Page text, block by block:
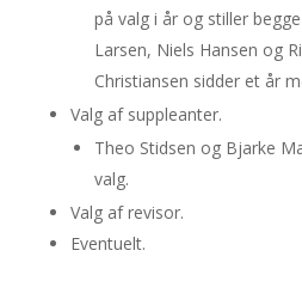
på valg i år og stiller
Larsen, Niels Hansen og
Christiansen sidder et år
Valg af suppleanter.
Theo Stidsen og Bjarke
valg.
Valg af revisor.
Eventuelt.